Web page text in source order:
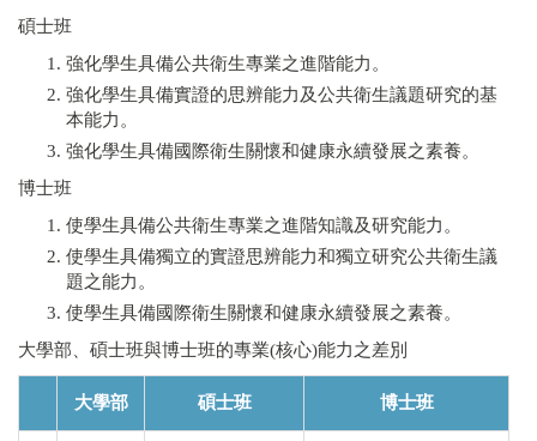
碩士班
強化學生具備公共衛生專業之進階能力。
強化學生具備實證的思辨能力及公共衛生議題研究的基
本能力。
強化學生具備國際衛生關懷和健康永續發展之素養。
博士班
使學生具備公共衛生專業之進階知識及研究能力。
使學生具備獨立的實證思辨能力和獨立研究公共衛生議
題之能力。
使學生具備國際衛生關懷和健康永續發展之素養。
大學部、碩士班與博士班的專業(核心)能力之差別
大學部 碩士班 博士班